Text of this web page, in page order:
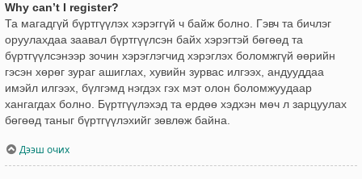
Why can’t I register?
Та магадгүй бүртгүүлэх хэрэггүй ч байж болно. Гэвч та бичлэг
оруулахдаа заавал бүртгүүлсэн байх хэрэгтэй бөгөөд та
бүртгүүлсэнээр зочин хэрэглэгчид хэрэглэх боломжгүй өөрийн
гэсэн хөрөг зураг ашиглах, хувийн зурвас илгээх, андууддаа
имэйл илгээх, бүлгэмд нэгдэх гэх мэт олон боломжуудаар
хангагдах болно. Бүртгүүлэхэд та ердөө хэдхэн мөч л зарцуулах
бөгөөд таныг бүртгүүлэхийг зөвлөж байна.
Дээш очих